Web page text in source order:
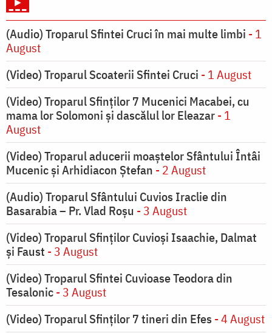
(Audio) Troparul Sfintei Cruci în mai multe limbi - 1
August
(Video) Troparul Scoaterii Sfintei Cruci - 1 August
(Video) Troparul Sfinților 7 Mucenici Macabei, cu
mama lor Solomoni și dascălul lor Eleazar- 1
August
(Video) Troparul aducerii moaștelor Sfântului Întâi
Mucenic și Arhidiacon Ștefan - 2 August
(Audio) Troparul Sfântului Cuvios Iraclie din
Basarabia – Pr. Vlad Roșu - 3 August
(Video) Troparul Sfinților Cuvioși Isaachie, Dalmat
și Faust - 3 August
(Video) Troparul Sfintei Cuvioase Teodora din
Tesalonic- 3 August
(Video) Troparul Sfinților 7 tineri din Efes - 4 August